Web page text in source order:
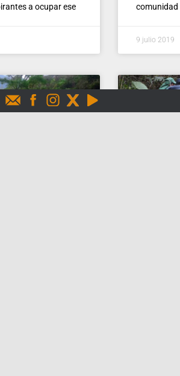
a ocupar ese
comunidad
9 julio 2019